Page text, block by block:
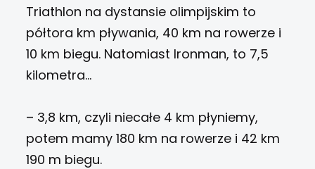
Triathlon na dystansie olimpijskim to
półtora km pływania, 40 km na rowerze i
10 km biegu. Natomiast Ironman, to 7,5
kilometra…
– 3,8 km, czyli niecałe 4 km płyniemy,
potem mamy 180 km na rowerze i 42 km
190 m biegu.